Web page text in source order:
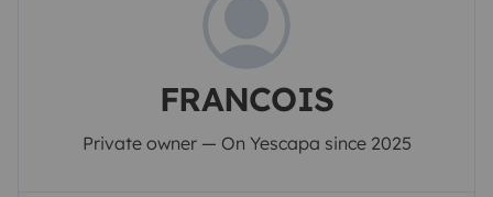
FRANCOIS
Private owner — On Yescapa since 2025